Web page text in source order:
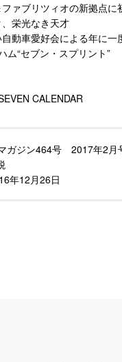
ファブリツィオの新拠点
、栄光なき天才
動車愛好会による年に一
ム“セブン・スプリント”
CALENDAR
ガジン464号 2017年2月
年12月26日